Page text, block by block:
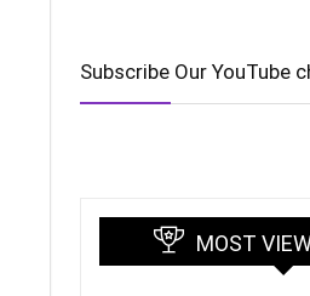
Subscribe Our YouTube
MOST